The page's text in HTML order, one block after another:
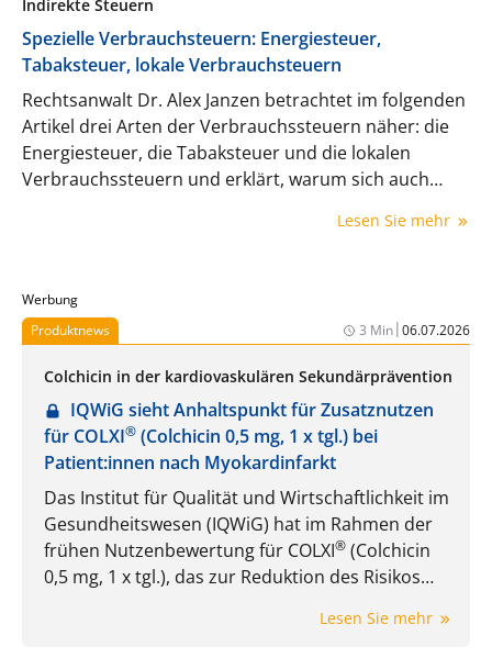
Indirekte Steuern
Spezielle Verbrauchsteuern: Energiesteuer,
Tabaksteuer, lokale Verbrauchsteuern
Rechtsanwalt Dr. Alex Janzen betrachtet im folgenden
Artikel drei Arten der Verbrauchssteuern näher: die
Energiesteuer, die Tabaksteuer und die lokalen
Verbrauchssteuern und erklärt, warum sich auch
Lesen Sie mehr
Werbung
Produktnews
3 Min|06.07.2026
Colchicin in der kardiovaskulären Sekundärprävention
IQWiG sieht Anhaltspunkt für Zusatznutzen
für COLXI® (Colchicin 0,5 mg, 1 x tgl.) bei
Patient:innen nach Myokardinfarkt
Das Institut für Qualität und Wirtschaftlichkeit im
Gesundheitswesen (IQWiG) hat im Rahmen der
frühen Nutzenbewertung für COLXI® (Colchicin
0,5 mg, 1 x tgl.), das zur Reduktion des Risikos
erwachsenen Patient:innen nach Myokardinfarkt
Lesen Sie mehr